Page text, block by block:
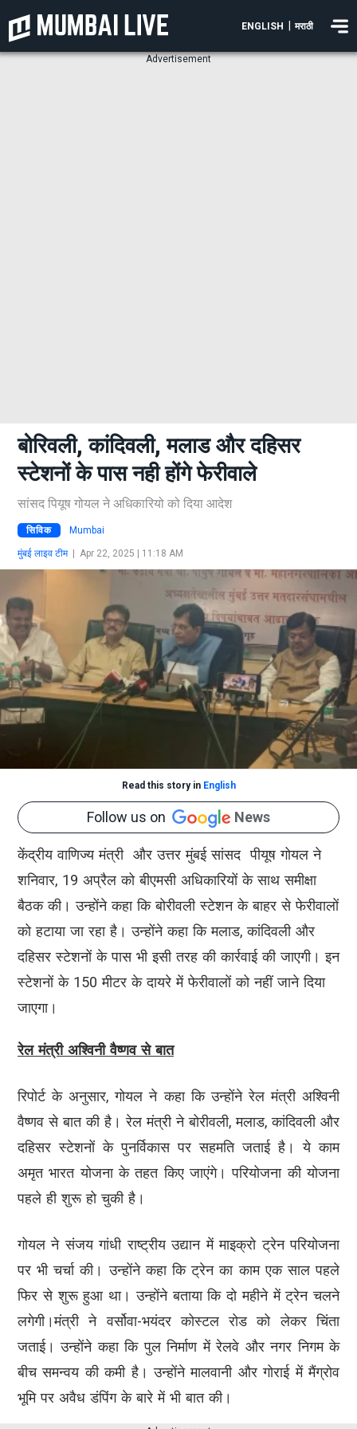
ENGLISH मराठी
Advertisement
बोरिवली, कांदिवली, मलाड और दहिसर
स्टेशनों के पास नही होंगे फेरीवाले
सांसद पियूष गोयल ने अधिकारियो को दिया आदेश
सिविक Mumbai
मुंबई लाइव टीम| Apr 22, 2025 | 11:18 AM
Read this story in English
Follow us on News
केंद्रीय वाणिज्य मंत्री और उत्तर मुंबई सांसद पीयूष गोयल ने
शनिवार, 19 अप्रैल को बीएमसी अधिकारियों के साथ समीक्षा
बैठक की। उन्होंने कहा कि बोरीवली स्टेशन के बाहर से फेरीवालों
को हटाया जा रहा है। उन्होंने कहा कि मलाड, कांदिवली और
दहिसर स्टेशनों के पास भी इसी तरह की कार्रवाई की जाएगी। इन
स्टेशनों के 150 मीटर के दायरे में फेरीवालों को नहीं जाने दिया
जाएगा।
रेल मंत्री अश्विनी वैष्णव से बात
रिपोर्ट के अनुसार, गोयल ने कहा कि उन्होंने रेल मंत्री अश्विनी
वैष्णव से बात की है। रेल मंत्री ने बोरीवली, मलाड, कांदिवली और
दहिसर स्टेशनों के पुनर्विकास पर सहमति जताई है। ये काम
अमृत भारत योजना के तहत किए जाएंगे। परियोजना की योजना
पहले ही शुरू हो चुकी है।
गोयल ने संजय गांधी राष्ट्रीय उद्यान में माइक्रो ट्रेन परियोजना
पर भी चर्चा की। उन्होंने कहा कि ट्रेन का काम एक साल पहले
फिर से शुरू हुआ था। उन्होंने बताया कि दो महीने में ट्रेन चलने
लगेगी।मंत्री ने वर्सोवा-भयंदर कोस्टल रोड को लेकर चिंता
जताई। उन्होंने कहा कि पुल निर्माण में रेलवे और नगर निगम के
बीच समन्वय की कमी है। उन्होंने मालवानी और गोराई में मैंग्रोव
भूमि पर अवैध डंपिंग के बारे में भी बात की।